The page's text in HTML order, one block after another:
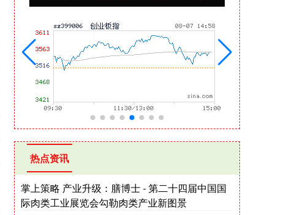
热点资讯
掌上策略 产业升级：膳博士 - 第二十四届中国国
际肉类工业展览会勾勒肉类产业新图景